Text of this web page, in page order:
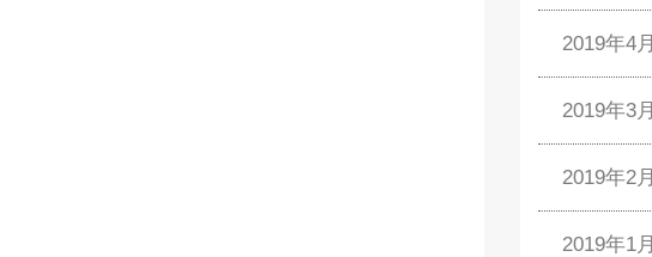
2019年4月
2019年3月
2019年2月
2019年1月